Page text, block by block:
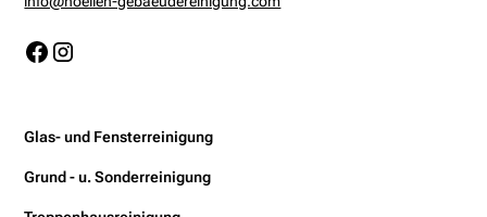
Glas- und Fensterreinigung
Grund - u. Sonderreinigung